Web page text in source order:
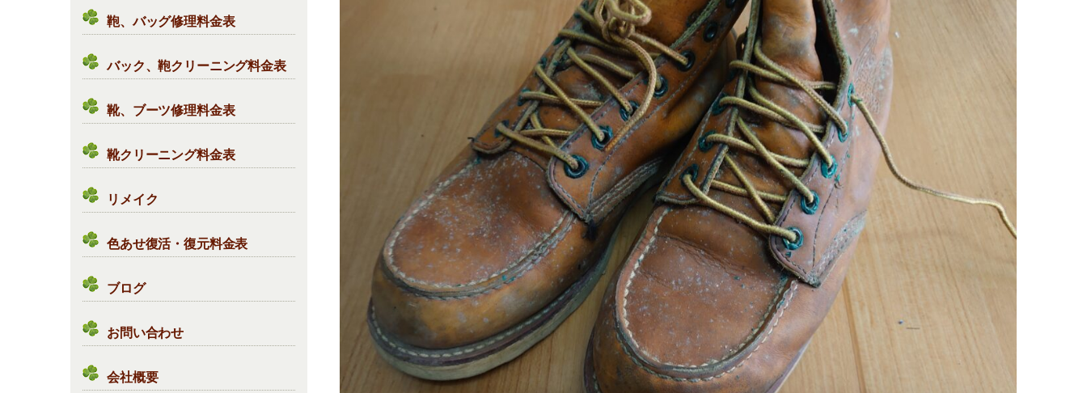
鞄、バッグ修理料金表
バック、鞄クリーニング料金表
靴、ブーツ修理料金表
靴クリーニング料金表
リメイク
色あせ復活・復元料金表
ブログ
お問い合わせ
会社概要